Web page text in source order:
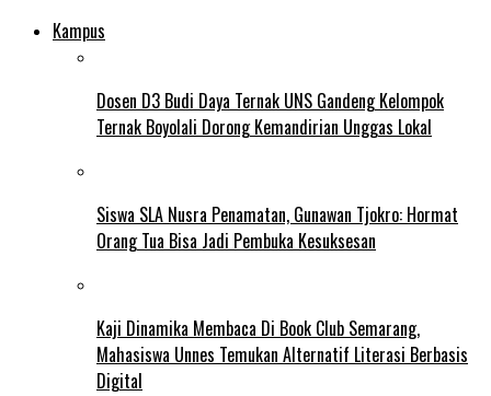
Kampus
Dosen D3 Budi Daya Ternak UNS Gandeng Kelompok
Ternak Boyolali Dorong Kemandirian Unggas Lokal
Siswa SLA Nusra Penamatan, Gunawan Tjokro: Hormat
Orang Tua Bisa Jadi Pembuka Kesuksesan
Kaji Dinamika Membaca Di Book Club Semarang,
Mahasiswa Unnes Temukan Alternatif Literasi Berbasis
Digital